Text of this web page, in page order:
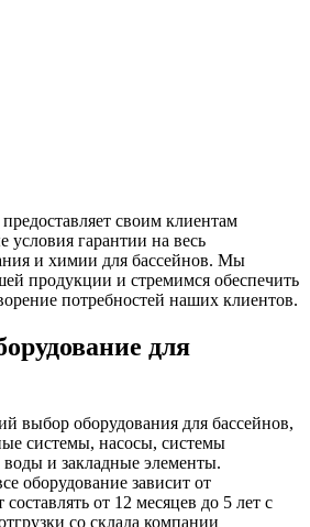
своим клиентам
гарантии на весь
и химии для бассейнов. Мы
продукции и стремимся обеспечить
потребностей наших клиентов.
для
выбор оборудования для бассейнов,
системы, насосы, системы
воды и закладные элементы.
оборудование зависит от
от 12 месяцев до 5 лет с
со склада компании